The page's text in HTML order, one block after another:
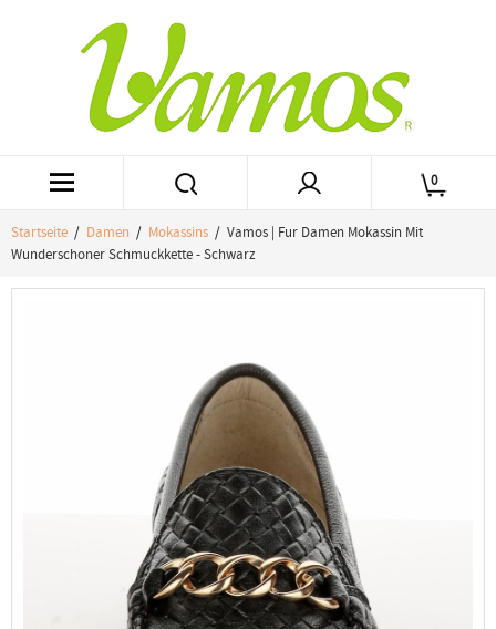
0
Startseite / Damen / Mokassins / Vamos | Fur Damen Mokassin Mit
Wunderschoner Schmuckkette - Schwarz